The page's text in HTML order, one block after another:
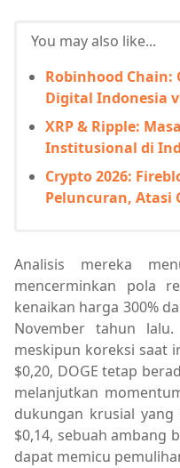
You may also like...
Robinhood Chain:
Digital Indonesia
XRP & Ripple:
Institusional di
Crypto 2026:
Peluncuran, Atasi
Analisis mereka
mencerminkan pola
kenaikan harga 300%
November tahun
meskipun koreksi saat
$0,20, DOGE tetap
melanjutkan
dukungan krusial
$0,14, sebuah ambang
dapat memicu